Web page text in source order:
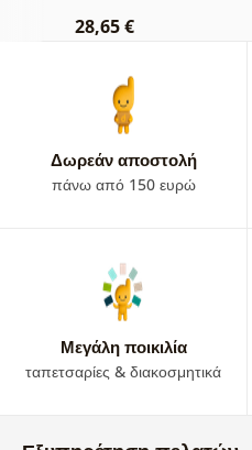
28,65 €
Δωρεάν αποστολή
πάνω από 150 ευρώ
Μεγάλη ποικιλία
ταπετσαρίες & διακοσμητικά